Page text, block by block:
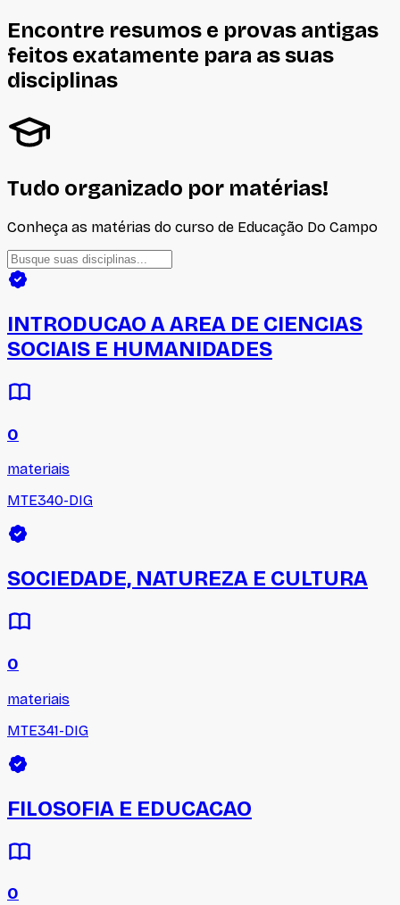
Encontre resumos e provas antigas
feitos exatamente para as suas
disciplinas
Tudo organizado por matérias!
Conheça as matérias do curso de Educação Do Campo
INTRODUCAO A AREA DE CIENCIAS
SOCIAIS E HUMANIDADES
0
materiais
MTE340-DIG
SOCIEDADE, NATUREZA E CULTURA
0
materiais
MTE341-DIG
FILOSOFIA E EDUCACAO
0